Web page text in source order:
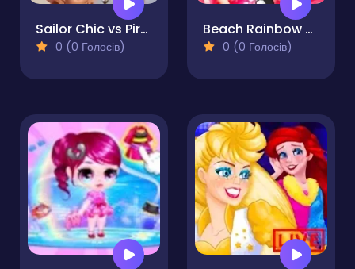
Sailor Chic vs Pirate Charm
0 (0 Голосів)
Beach Rainbow Season
0 (0 Голосів)